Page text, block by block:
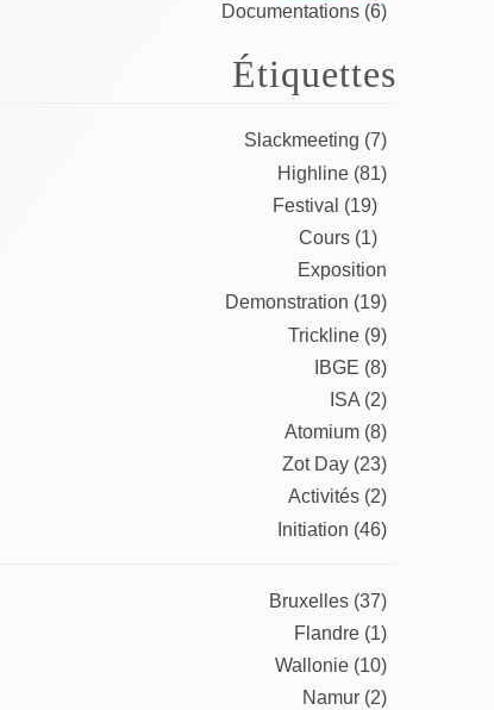
Documentations (6)
Étiquettes
Slackmeeting (7)
Highline (81)
Festival (19)
Cours (1)
Exposition
Demonstration (19)
Trickline (9)
IBGE (8)
ISA (2)
Atomium (8)
Zot Day (23)
Activités (2)
Initiation (46)
Bruxelles (37)
Flandre (1)
Wallonie (10)
Namur (2)